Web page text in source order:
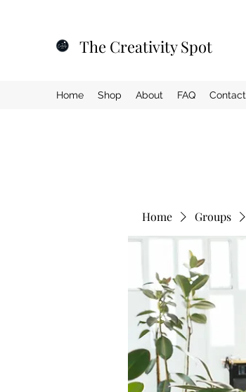
The Creativity Spot
Home Shop About FAQ Contact
Home Groups